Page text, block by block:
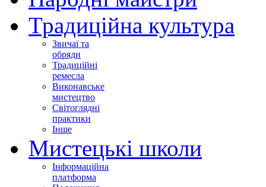
Традиційна культура
Звичаї та
обряди
Традиційні
ремесла
Виконавське
мистецтво
Світоглядні
практики
Інше
Мистецькі школи
Інформаційна
платформа